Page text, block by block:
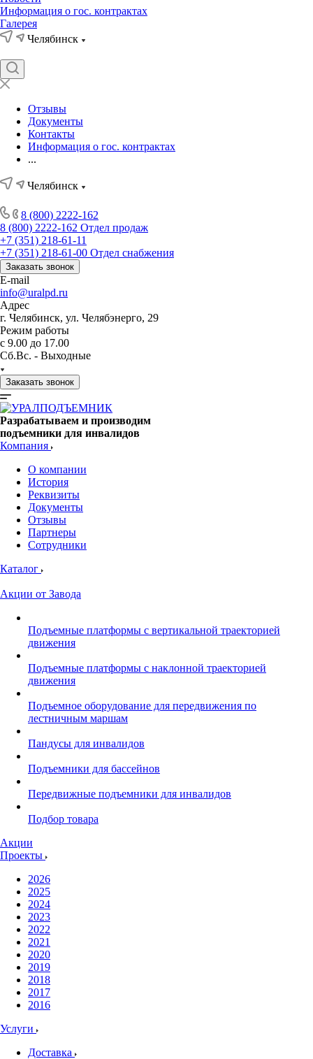
Информация о гос. контрактах
Галерея
Челябинск
Отзывы
Документы
Контакты
Информация о гос. контрактах
...
Челябинск
8 (800) 2222-162
8 (800) 2222-162 Отдел продаж
+7 (351) 218-61-11
+7 (351) 218-61-00 Отдел снабжения
Заказать звонок
E-mail
info@uralpd.ru
Адрес
г. Челябинск, ул. Челябэнерго, 29
Режим работы
с 9.00 до 17.00
Сб.Вс. - Выходные
Заказать звонок
Разрабатываем и производим
подъемники для инвалидов
Компания
О компании
История
Реквизиты
Документы
Отзывы
Партнеры
Сотрудники
Каталог
Акции от Завода
Подъемные платформы с вертикальной траекторией
движения
Подъемные платформы с наклонной траекторией
движения
Подъемное оборудование для передвижения по
лестничным маршам
Пандусы для инвалидов
Подъемники для бассейнов
Передвижные подъемники для инвалидов
Подбор товара
Акции
Проекты
2026
2025
2024
2023
2022
2021
2020
2019
2018
2017
2016
Услуги
Доставка